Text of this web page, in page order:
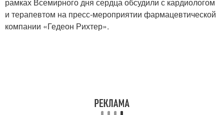
и терапевтом на пресс-мероприятии фармацевтической
компании «Гедеон Рихтер».